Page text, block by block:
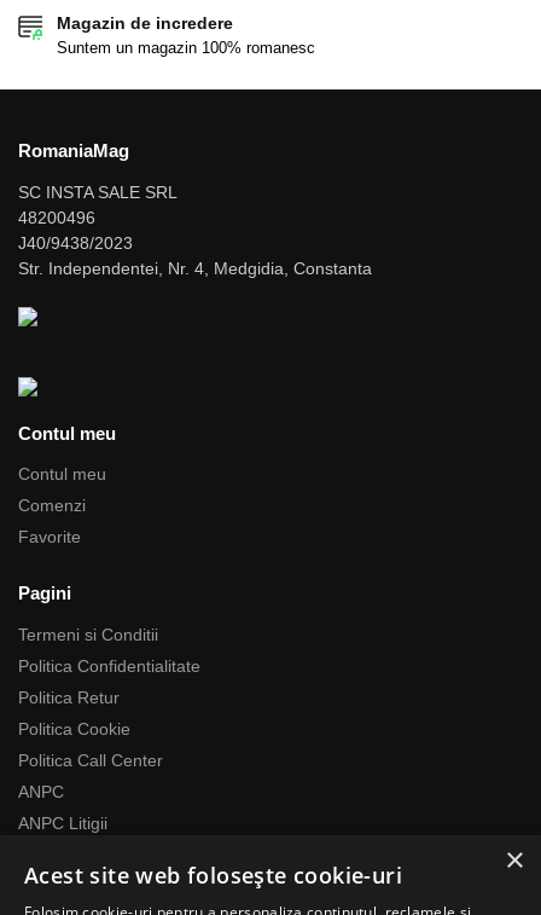
Magazin de incredere
Suntem un magazin 100% romanesc
RomaniaMag
SC INSTA SALE SRL
48200496
J40/9438/2023
Str. Independentei, Nr. 4, Medgidia, Constanta
Contul meu
Contul meu
Comenzi
Favorite
Pagini
Termeni si Conditii
Politica Confidentialitate
Politica Retur
Politica Cookie
Politica Call Center
ANPC
ANPC Litigii
Despre noi
×
Acest site web folosește cookie-uri